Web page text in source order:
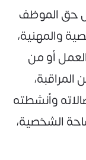
حق الموظف
والمهنية،
أو من
وأنشطته
الشخصية،